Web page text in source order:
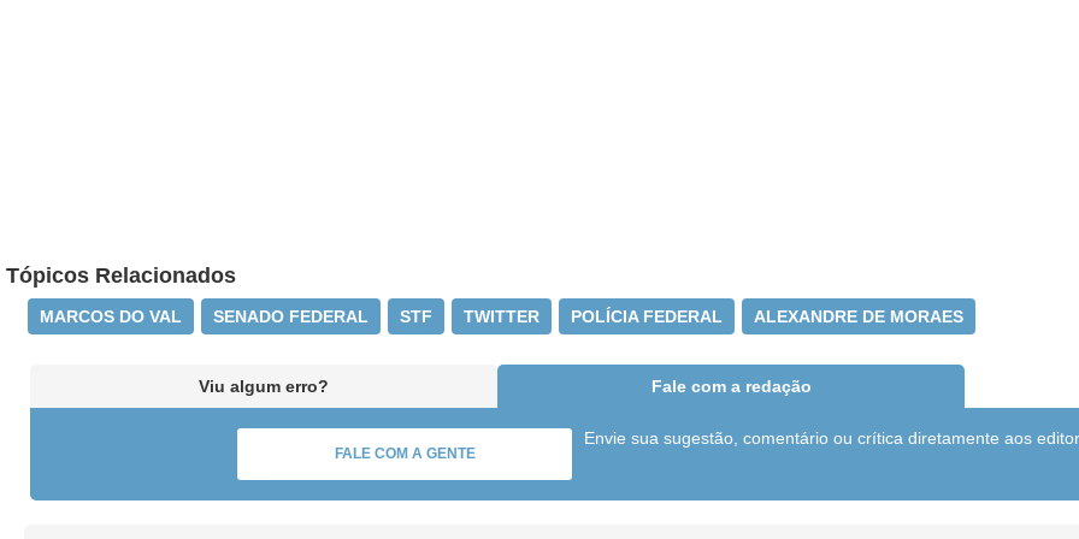
Tópicos Relacionados
MARCOS DO VAL SENADO FEDERAL STF TWITTER POLÍCIA FEDERAL ALEXANDRE DE MORAES
Viu algum erro? Fale com a redação
FALE COM A GENTE
Envie sua sugestão, comentário ou crítica diretamente aos